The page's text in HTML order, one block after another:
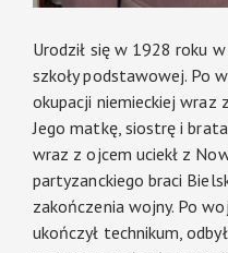
Urodził się w 1928 roku
szkoły podstawowej. Po
okupacji niemieckiej wraz
Jego matkę, siostrę i
wraz z ojcem uciekł z
partyzanckiego braci
zakończenia wojny. Po
ukończył technikum,